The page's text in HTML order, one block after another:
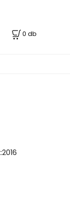
0 db
:2016